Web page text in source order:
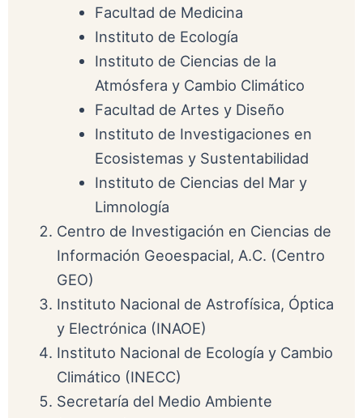
Facultad de Medicina
Instituto de Ecología
Instituto de Ciencias de la
Atmósfera y Cambio Climático
Facultad de Artes y Diseño
Instituto de Investigaciones en
Ecosistemas y Sustentabilidad
Instituto de Ciencias del Mar y
Limnología
Centro de Investigación en Ciencias de
Información Geoespacial, A.C. (Centro
GEO)
Instituto Nacional de Astrofísica, Óptica
y Electrónica (INAOE)
Instituto Nacional de Ecología y Cambio
Climático (INECC)
Secretaría del Medio Ambiente